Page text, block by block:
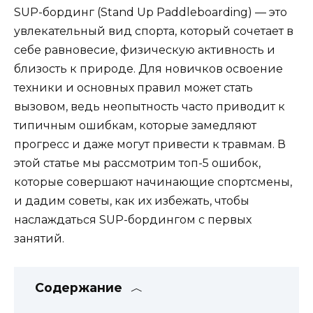
SUP-бординг (Stand Up Paddleboarding) — это
увлекательный вид спорта, который сочетает в
себе равновесие, физическую активность и
близость к природе. Для новичков освоение
техники и основных правил может стать
вызовом, ведь неопытность часто приводит к
типичным ошибкам, которые замедляют
прогресс и даже могут привести к травмам. В
этой статье мы рассмотрим топ-5 ошибок,
которые совершают начинающие спортсмены,
и дадим советы, как их избежать, чтобы
наслаждаться SUP-бордингом с первых
занятий.
Содержание